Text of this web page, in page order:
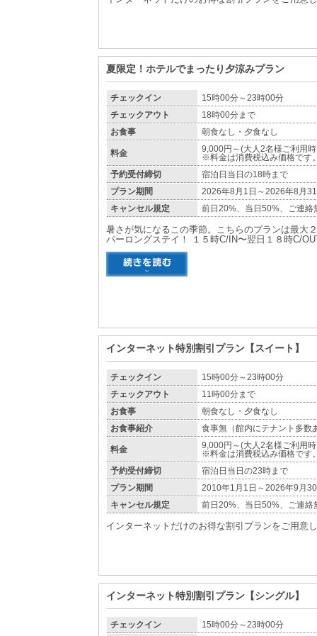
夏限定！ホテルでまったり夕涼みプラン
チェックイン
15時00分～23時00分
チェックアウト
18時00分まで
お食事
朝食なし・夕食なし
料金
9,000円～(大人2名様ご利用
※料金は消費税込み価格です
予約受付締切
宿泊日当日の18時まで
プラン期間
2026年8月1日～2026年8月
キャンセル規定
前日20%、当日50%、ご連絡
暑さが気になるこの季節。こちらのプランは最大
パーロングステイ！ １５時C/IN〜翌日１８時C/
インターネット特別割引プラン【スイート】
チェックイン
15時00分～23時00分
チェックアウト
11時00分まで
お食事
朝食なし・夕食なし
お食事紹介
食事無（館内にテナント多数
料金
9,000円～(大人2名様ご利用
※料金は消費税込み価格です
予約受付締切
宿泊日当日の23時まで
プラン期間
2010年1月1日～2026年9月
キャンセル規定
前日20%、当日50%、ご連絡
インターネットだけのお得な割引プランをご用意
インターネット特別割引プラン【シングル】
チェックイン
15時00分～23時00分